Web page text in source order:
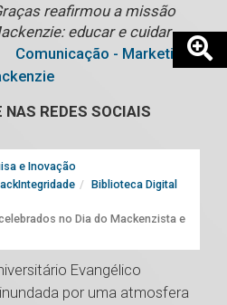
reafirmou a missão
educar e cuidar
Comunicação - Marketing
NAS REDES SOCIAIS
e Inovação
Biblioteca Digital
no Dia do Mackenzista e
Evangélico
por uma atmosfera